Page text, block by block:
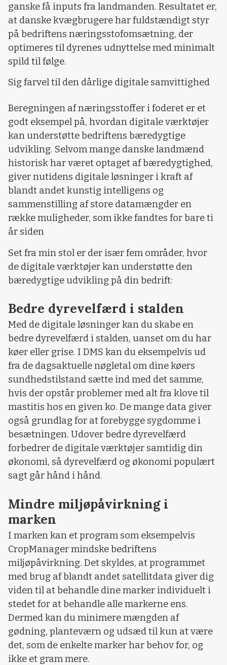
ganske få inputs fra landmanden. Resultatet er,
at danske kvægbrugere har fuldstændigt styr
på bedriftens næringsstofomsætning, der
optimeres til dyrenes udnyttelse med minimalt
spild til følge.
Sig farvel til den dårlige digitale samvittighed
Beregningen af næringsstoffer i foderet er et
godt eksempel på, hvordan digitale værktøjer
kan understøtte bedriftens bæredygtige
udvikling. Selvom mange danske landmænd
historisk har været optaget af bæredygtighed,
giver nutidens digitale løsninger i kraft af
blandt andet kunstig intelligens og
sammenstilling af store datamængder en
række muligheder, som ikke fandtes for bare ti
år siden
Set fra min stol er der især fem områder, hvor
de digitale værktøjer kan understøtte den
bæredygtige udvikling på din bedrift:
Bedre dyrevelfærd i stalden
Med de digitale løsninger kan du skabe en
bedre dyrevelfærd i stalden, uanset om du har
køer eller grise. I DMS kan du eksempelvis ud
fra de dagsaktuelle nøgletal om dine køers
sundhedstilstand sætte ind med det samme,
hvis der opstår problemer med alt fra klove til
mastitis hos en given ko. De mange data giver
også grundlag for at forebygge sygdomme i
besætningen. Udover bedre dyrevelfærd
forbedrer de digitale værktøjer samtidig din
økonomi, så dyrevelfærd og økonomi populært
sagt går hånd i hånd.
Mindre miljøpåvirkning i
marken
I marken kan et program som eksempelvis
CropManager mindske bedriftens
miljøpåvirkning. Det skyldes, at programmet
med brug af blandt andet satellitdata giver dig
viden til at behandle dine marker individuelt i
stedet for at behandle alle markerne ens.
Dermed kan du minimere mængden af
gødning, planteværn og udsæd til kun at være
det, som de enkelte marker har behov for, og
ikke et gram mere.